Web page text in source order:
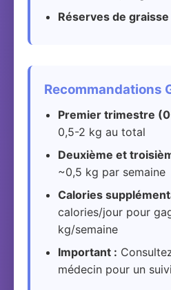
Réserves de graisse
Recommandations
Premier trimestre
0,5-2 kg au total
Deuxième et
~0,5 kg par semaine
Calories
calories/jour pour
kg/semaine
Important :
médecin pour un